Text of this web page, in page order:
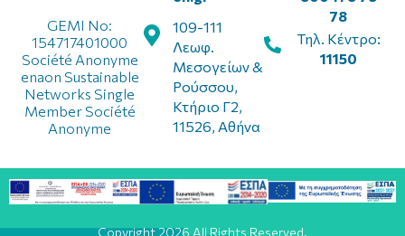
109-111
Λεωφ.
Μεσογείων &
Ρούσσου,
Κτήριο Γ2,
11526, Αθήνα
GEMI No:
154717401000
Société Anonyme
enaon Sustainable
Networks Single
Member Société
Anonyme
78
Τηλ. Κέντρο:
11150
Copyright 2026 All Rights Reserved.